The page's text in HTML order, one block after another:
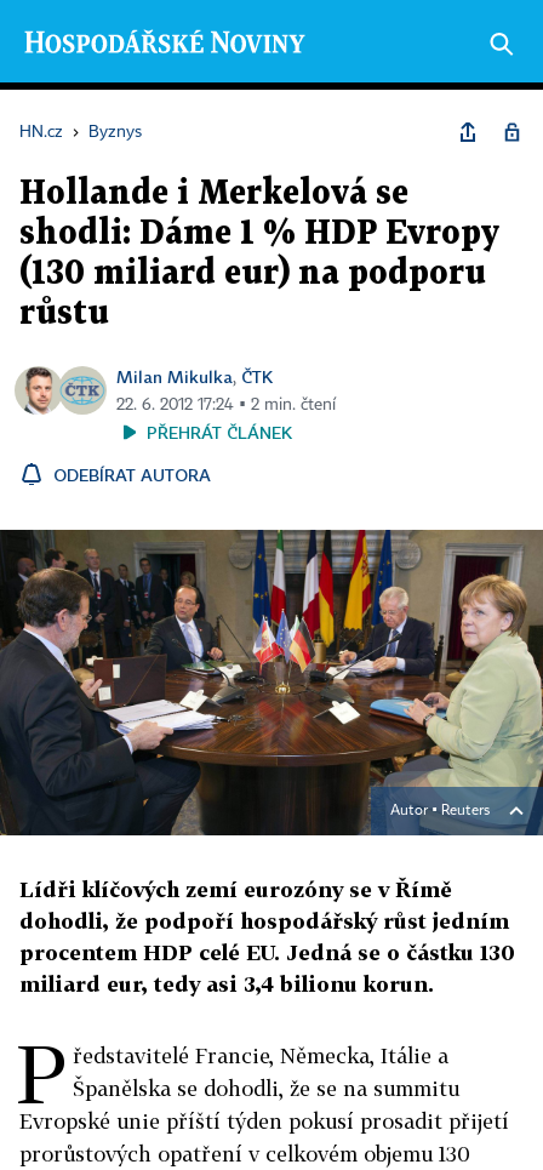
HN.cz › Byznys
Hollande i Merkelová se
shodli: Dáme 1 % HDP Evropy
(130 miliard eur) na podporu
růstu
Milan Mikulka, ČTK
22. 6. 2012 17:24 ▪ 2 min. čtení
PŘEHRÁT ČLÁNEK
ODEBÍRAT AUTORA
Autor ▪ Reuters
Lídři klíčových zemí eurozóny se v Římě
dohodli, že podpoří hospodářský růst jedním
procentem HDP celé EU. Jedná se o částku 130
miliard eur, tedy asi 3,4 bilionu korun.
P ředstavitelé Francie, Německa, Itálie a
Španělska se dohodli, že se na summitu
Evropské unie příští týden pokusí prosadit přijetí
prorůstových opatření v celkovém objemu 130